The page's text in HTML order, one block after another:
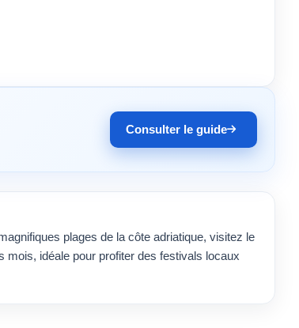
Consulter le guide
plages de la côte adriatique, visitez le
mois, idéale pour profiter des festivals locaux